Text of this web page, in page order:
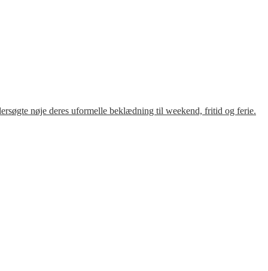
nøje deres uformelle beklædning til weekend, fritid og ferie.